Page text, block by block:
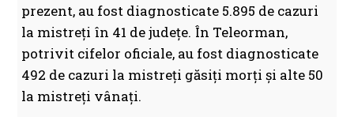
prezent, au fost diagnosticate 5.895 de cazuri
la mistreți în 41 de județe. În Teleorman,
potrivit cifelor oficiale, au fost diagnosticate
492 de cazuri la mistreți găsiți morți și alte 50
la mistreți vânați.